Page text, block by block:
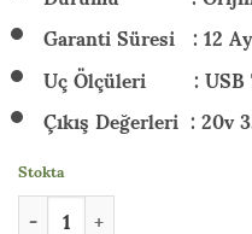
Garanti Süresi : 12 Ay
Uç Ölçüleri : USB
Çıkış Değerleri : 20v
Stokta
Lenovo ADLX65NCC3A